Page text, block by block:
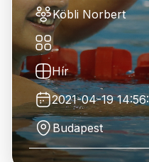
Köbli Norbert
Hír
2021-04-19
Budapest